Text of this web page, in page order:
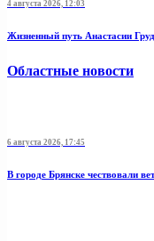
4 августа 2026, 12:03
Жизненный путь Анастасии
Областные новости
6 августа 2026, 17:45
В городе Брянске чествовали